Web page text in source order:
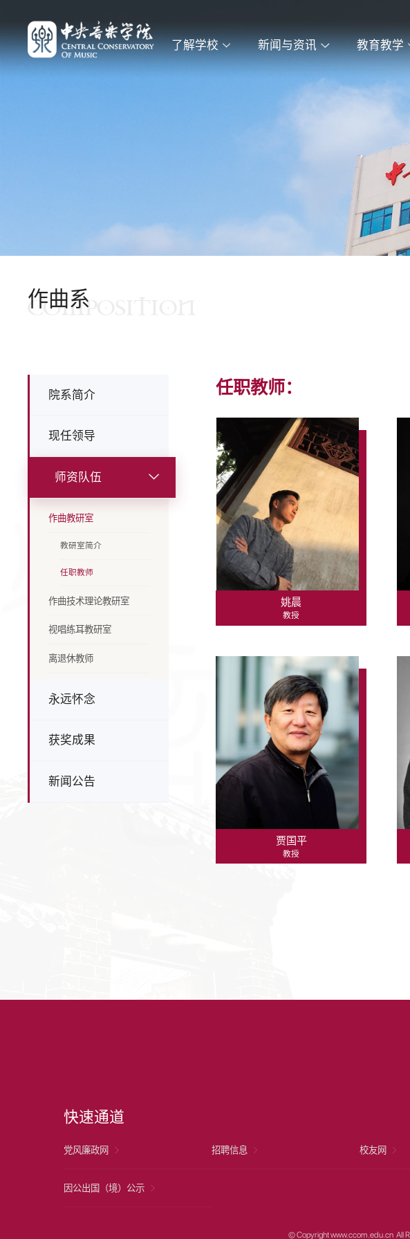
了解学校 新闻与资讯 教育教学
作曲系
COMPOSITION
院系简介
现任领导
师资队伍
作曲教研室
教研室简介
任职教师
作曲技术理论教研室
视唱练耳教研室
离退休教师
永远怀念
获奖成果
新闻公告
任职教师：
姚晨
教授
贾国平
教授
快速通道
党风廉政网 招聘信息 校友网
因公出国（境）公示
© Copyright www.ccom.edu.cn All